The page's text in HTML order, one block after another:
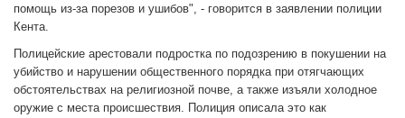
помощь из-за порезов и ушибов", - говорится в заявлении полиции
Кента.
Полицейские арестовали подростка по подозрению в покушении на
убийство и нарушении общественного порядка при отягчающих
обстоятельствах на религиозной почве, а также изъяли холодное
оружие с места происшествия. Полиция описала это как